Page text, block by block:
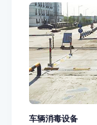
车辆消毒设备